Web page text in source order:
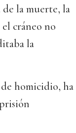
de la muerte, la
cráneo no
la
homicidio, ha